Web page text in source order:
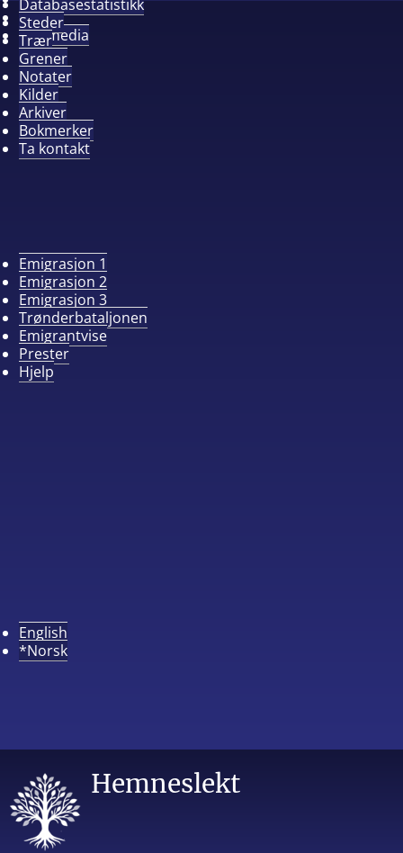
Album
Alle media
Databasestatistikk
Steder
Trær
Grener
Notater
Kilder
Arkiver
Bokmerker
Ta kontakt
Emigrasjon 1
Emigrasjon 2
Emigrasjon 3
Trønderbataljonen
Emigrantvise
Prester
Hjelp
English
*Norsk
Hemneslekt